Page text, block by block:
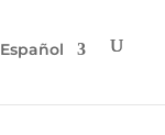
Español